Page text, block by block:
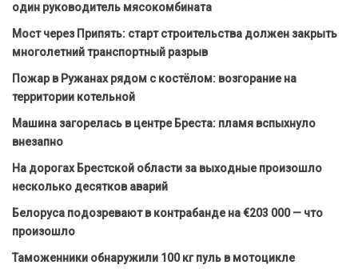
один руководитель мясокомбината
Мост через Припять: старт строительства должен закрыть
многолетний транспортный разрыв
Пожар в Ружанах рядом с костёлом: возгорание на
территории котельной
Машина загорелась в центре Бреста: пламя вспыхнуло
внезапно
На дорогах Брестской области за выходные произошло
несколько десятков аварий
Белоруса подозревают в контрабанде на €203 000 — что
произошло
Таможенники обнаружили 100 кг пуль в мотоцикле